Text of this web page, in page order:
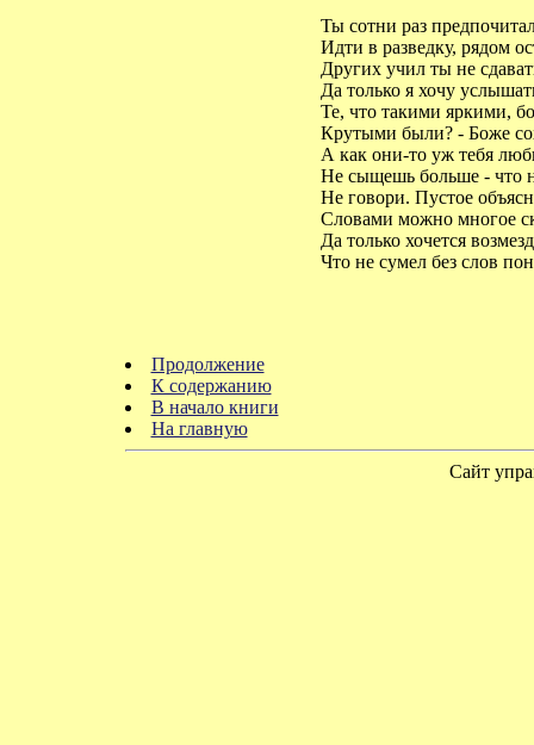
Ты сотни раз
Идти в разведку, рядом
Других учил ты не
Да только я хочу
Те, что такими яркими,
Крутыми были? - Боже
А как они-то уж тебя
Не сыщешь больше - что
Не говори. Пустое
Словами можно многое
Да только хочется
Что не сумел без слов
Продолжение
К содержанию
В начало книги
На главную
Сайт